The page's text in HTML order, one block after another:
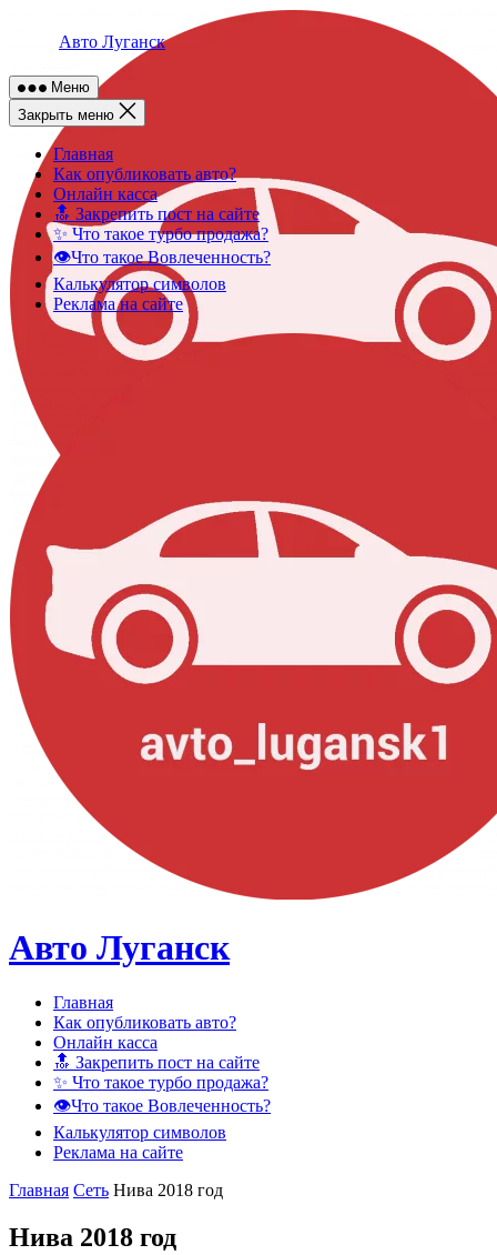
Авто Луганск
Меню
Закрыть меню
Главная
Как опубликовать авто?
Онлайн касса
🔝 Закрепить пост на сайте
✨ Что такое турбо продажа?
👁️Что такое Вовлеченность?
Калькулятор символов
Реклама на сайте
Авто Луганск
Главная
Как опубликовать авто?
Онлайн касса
🔝 Закрепить пост на сайте
✨ Что такое турбо продажа?
👁️Что такое Вовлеченность?
Калькулятор символов
Реклама на сайте
Главная Сеть Нива 2018 год
Нива 2018 год